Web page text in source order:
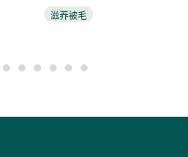
滋养被毛
3 4 5 6 7 8